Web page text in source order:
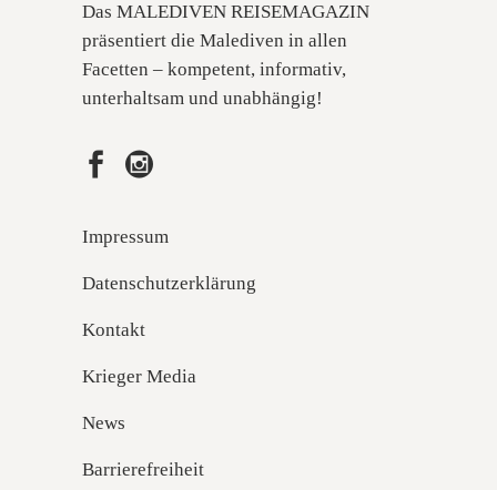
Das MALEDIVEN REISEMAGAZIN
präsentiert die Malediven in allen
Facetten – kompetent, informativ,
unterhaltsam und unabhängig!
Impressum
Datenschutzerklärung
Kontakt
Krieger Media
News
Barrierefreiheit